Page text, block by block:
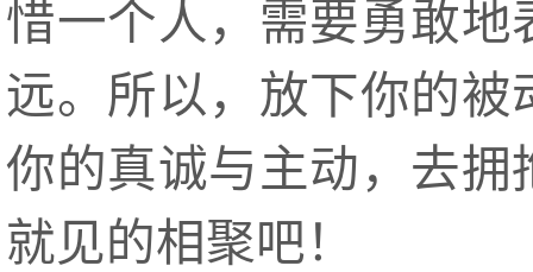
惜一个人，需要勇敢
远。所以，放下你的
你的真诚与主动，去
就见的相聚吧！